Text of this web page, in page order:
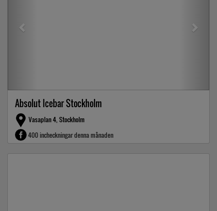
Absolut Icebar Stockholm
Vasaplan 4, Stockholm
400 incheckningar denna månaden